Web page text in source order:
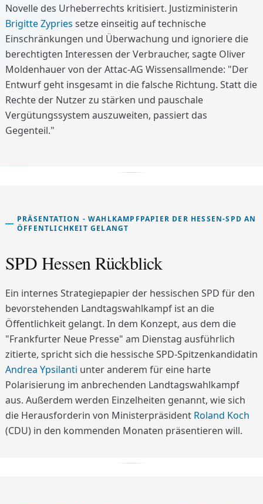
Novelle des Urheberrechts kritisiert. Justizministerin
Brigitte Zypries setze einseitig auf technische
Einschränkungen und Überwachung und ignoriere die
berechtigten Interessen der Verbraucher, sagte Oliver
Moldenhauer von der Attac-AG Wissensallmende: "Der
Entwurf geht insgesamt in die falsche Richtung. Statt die
Rechte der Nutzer zu stärken und pauschale
Vergütungssystem auszuweiten, passiert das
Gegenteil."
PRÄSENTATION - WAHLKAMPFPAPIER DER HESSEN-SPD AN
ÖFFENTLICHKEIT GELANGT
SPD Hessen Rückblick
Ein internes Strategiepapier der hessischen SPD für den
bevorstehenden Landtagswahlkampf ist an die
Öffentlichkeit gelangt. In dem Konzept, aus dem die
"Frankfurter Neue Presse" am Dienstag ausführlich
zitierte, spricht sich die hessische SPD-Spitzenkandidatin
Andrea Ypsilanti unter anderem für eine harte
Polarisierung im anbrechenden Landtagswahlkampf
aus. Außerdem werden Einzelheiten genannt, wie sich
die Herausforderin von Ministerpräsident Roland Koch
(CDU) in den kommenden Monaten präsentieren will.